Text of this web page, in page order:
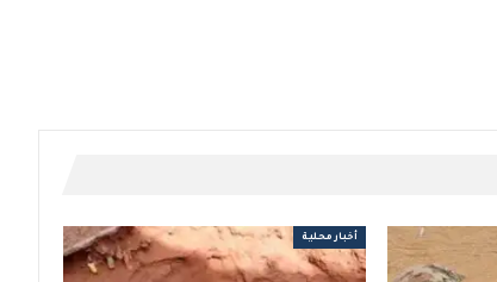
أخبار محلية